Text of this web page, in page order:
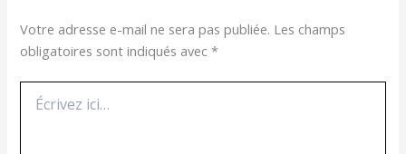
Votre adresse e-mail ne sera pas publiée. Les champs
obligatoires sont indiqués avec*
ici…